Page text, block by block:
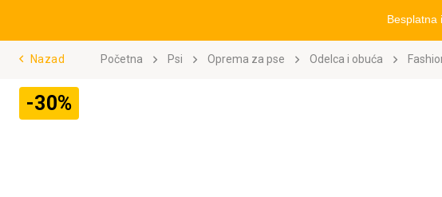
Besplatna
Nazad Početna Psi Oprema za pse Odelca i obuća
-30%